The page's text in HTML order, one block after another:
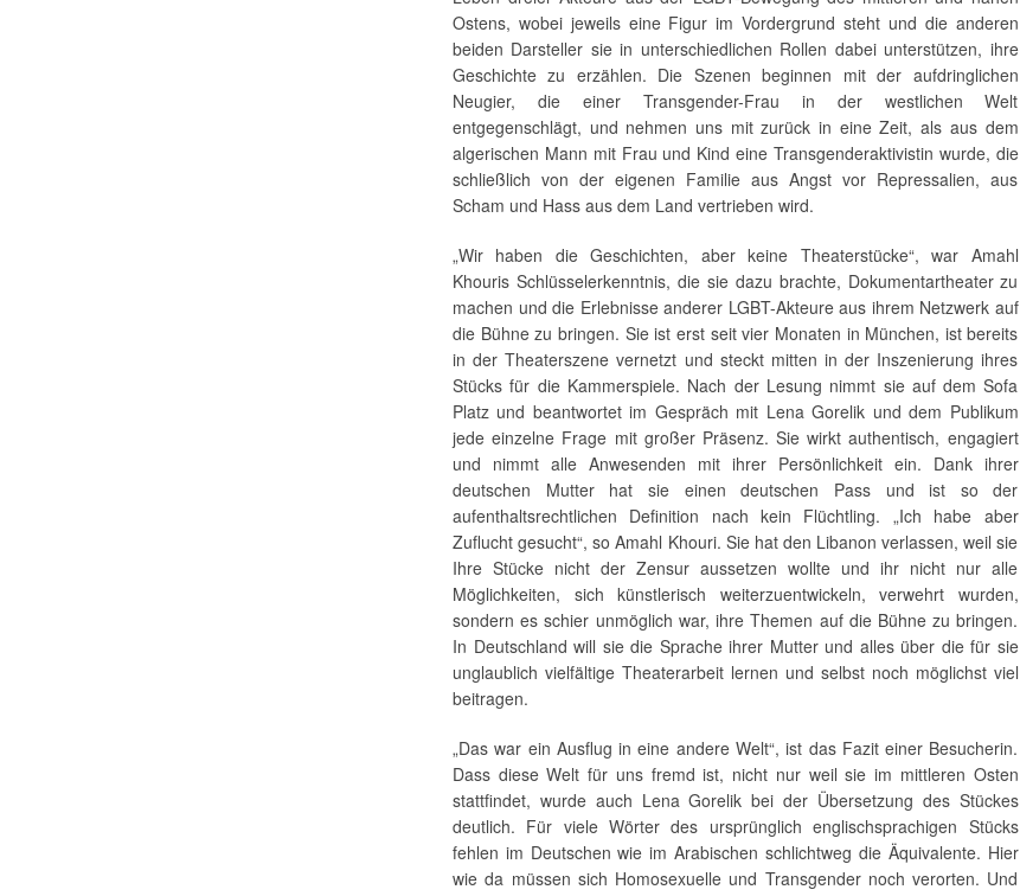
Ostens, wobei jeweils eine Figur im Vordergrund steht und die anderen
beiden Darsteller sie in unterschiedlichen Rollen dabei unterstützen, ihre
Geschichte zu erzählen. Die Szenen beginnen mit der aufdringlichen
Neugier, die einer Transgender-Frau in der westlichen Welt
entgegenschlägt, und nehmen uns mit zurück in eine Zeit, als aus dem
algerischen Mann mit Frau und Kind eine Transgenderaktivistin wurde, die
schließlich von der eigenen Familie aus Angst vor Repressalien, aus
Scham und Hass aus dem Land vertrieben wird.
„Wir haben die Geschichten, aber keine Theaterstücke“, war Amahl
Khouris Schlüsselerkenntnis, die sie dazu brachte, Dokumentartheater zu
machen und die Erlebnisse anderer LGBT-Akteure aus ihrem Netzwerk auf
die Bühne zu bringen. Sie ist erst seit vier Monaten in München, ist bereits
in der Theaterszene vernetzt und steckt mitten in der Inszenierung ihres
Stücks für die Kammerspiele. Nach der Lesung nimmt sie auf dem Sofa
Platz und beantwortet im Gespräch mit Lena Gorelik und dem Publikum
jede einzelne Frage mit großer Präsenz. Sie wirkt authentisch, engagiert
und nimmt alle Anwesenden mit ihrer Persönlichkeit ein. Dank ihrer
deutschen Mutter hat sie einen deutschen Pass und ist so der
aufenthaltsrechtlichen Definition nach kein Flüchtling. „Ich habe aber
Zuflucht gesucht“, so Amahl Khouri. Sie hat den Libanon verlassen, weil sie
Ihre Stücke nicht der Zensur aussetzen wollte und ihr nicht nur alle
Möglichkeiten, sich künstlerisch weiterzuentwickeln, verwehrt wurden,
sondern es schier unmöglich war, ihre Themen auf die Bühne zu bringen.
In Deutschland will sie die Sprache ihrer Mutter und alles über die für sie
unglaublich vielfältige Theaterarbeit lernen und selbst noch möglichst viel
beitragen.
„Das war ein Ausflug in eine andere Welt“, ist das Fazit einer Besucherin.
Dass diese Welt für uns fremd ist, nicht nur weil sie im mittleren Osten
stattfindet, wurde auch Lena Gorelik bei der Übersetzung des Stückes
deutlich. Für viele Wörter des ursprünglich englischsprachigen Stücks
fehlen im Deutschen wie im Arabischen schlichtweg die Äquivalente. Hier
wie da müssen sich Homosexuelle und Transgender noch verorten. Und